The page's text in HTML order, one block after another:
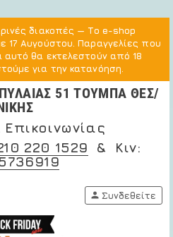
διακοπές — Το e-shop
17 Αυγούστου. Παραγγελίες που
αυτό θα εκτελεστούν από 18
για την κατανόηση.
51 ΤΟΥΜΠΑ ΘΕΣ/
220 1529 & Κιν:
person Συνδεθείτε